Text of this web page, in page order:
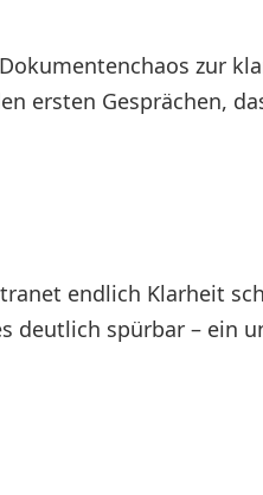
zur
ersten Gesprächen,
endlich Klarheit
spürbar – ein